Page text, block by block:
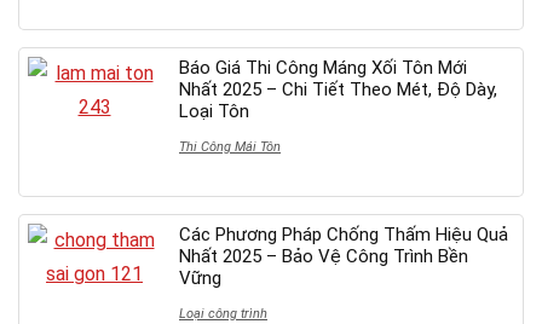
Báo Giá Thi Công Máng Xối Tôn Mới
Nhất 2025 – Chi Tiết Theo Mét, Độ Dày,
Loại Tôn
Thi Công Mái Tôn
Các Phương Pháp Chống Thấm Hiệu Quả
Nhất 2025 – Bảo Vệ Công Trình Bền
Vững
Loại công trình